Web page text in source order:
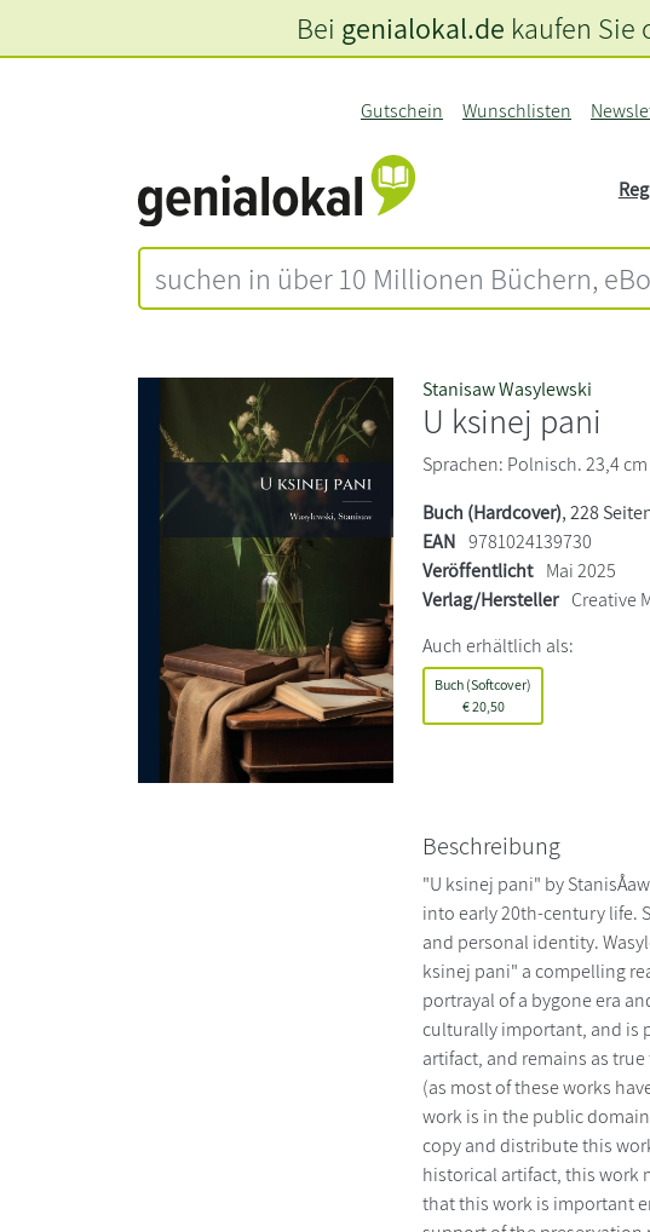
Gutschein Wunschlisten
Bei genialokal.de kaufen Sie
Stanisaw Wasylewski
U ksinej pani
Sprachen: Polnisch. 23,4
Buch (Hardcover), 228
EAN 9781024139730
Veröffentlicht Mai 2025
Verlag/Hersteller Creative
Auch erhältlich als:
Buch (Softcover)
€20,50
Beschreibung
"U ksinej pani" by
into early 20th-century life.
and personal identity.
ksinej pani" a compelling
portrayal of a bygone era
culturally important, and is
artifact, and remains as
(as most of these works
work is in the public
copy and distribute this
historical artifact, this work
that this work is important